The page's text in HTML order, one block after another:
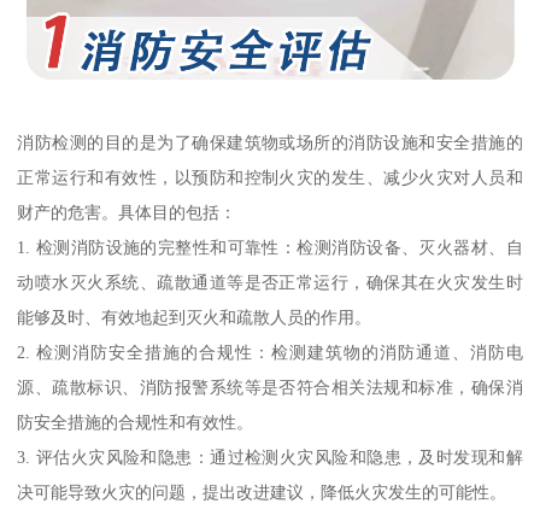
消防检测的目的是为了确保建筑物或场所的消防设施和安全措施的
正常运行和有效性，以预防和控制火灾的发生、减少火灾对人员和
财产的危害。具体目的包括：
1. 检测消防设施的完整性和可靠性：检测消防设备、灭火器材、自
动喷水灭火系统、疏散通道等是否正常运行，确保其在火灾发生时
能够及时、有效地起到灭火和疏散人员的作用。
2. 检测消防安全措施的合规性：检测建筑物的消防通道、消防电
源、疏散标识、消防报警系统等是否符合相关法规和标准，确保消
防安全措施的合规性和有效性。
3. 评估火灾风险和隐患：通过检测火灾风险和隐患，及时发现和解
决可能导致火灾的问题，提出改进建议，降低火灾发生的可能性。